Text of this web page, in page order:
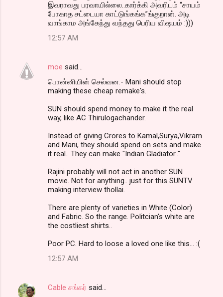
இவராவது பரவாயில்லை..கார்க்கி அவரிடம் “சாயம்
போகாத சட்டையா காட்டுங்கங்க”ங்குறான். அடி
வாங்காம அங்கேந்து வந்தது பெரிய விஷயம் :)))
12:57 AM
moe said…
பொன்னியின் செல்வன.- Mani should stop
making these cheap remake's.
SUN should spend money to make it the real
way, like AC Thirulogachander.
Instead of giving Crores to Kamal,Surya,Vikram
and Mani, they should spend on sets and make
it real.. They can make "Indian Gladiator.."
Rajini probably will not act in another SUN
movie. Not for anything.. just for this SUNTV
making interview thollai.
There are plenty of varieties in White (Color)
and Fabric. So the range. Politcian's white are
the costliest shirts..
Poor PC. Hard to loose a loved one like this... :(
12:57 AM
Cable சங்கர் said…